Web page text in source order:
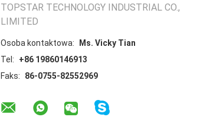
TOPSTAR TECHNOLOGY INDUSTRIAL CO.,
LIMITED
Osoba kontaktowa:
Ms. Vicky Tian
Tel:
+86 19860146913
Faks:
86-0755-82552969